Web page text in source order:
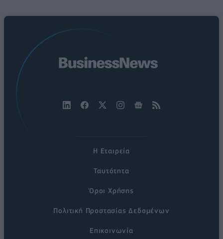
Η Εταιρεία
Ταυτότητα
Όροι Χρήσης
Πολιτική Προστασίας Δεδομένων
Επικοινωνία